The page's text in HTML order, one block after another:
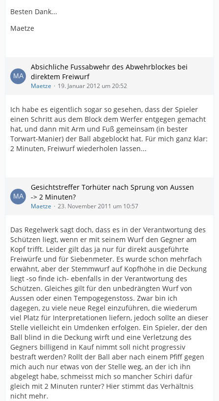
Besten Dank...
Maetze
Absichliche Fussabwehr des Abwehrblockes bei
direktem Freiwurf
Maetze 19. Januar 2012 um 20:52
Ich habe es eigentlich sogar so gesehen, dass der Spieler
einen Schritt aus dem Block dem Werfer entgegen gemacht
hat, und dann mit Arm und Fuß gemeinsam (in bester
Torwart-Manier) der Ball abgeblockt hat. Für mich ganz klar:
2 Minuten, Freiwurf wiederholen lassen...
Gesichtstreffer Torhüter nach Sprung von Aussen
-> 2 Minuten?
Maetze 23. November 2011 um 10:57
Das Regelwerk sagt doch, dass es in der Verantwortung des
Schützen liegt, wenn er mit seinem Wurf den Gegner am
Kopf trifft. Leider gilt das ja nur für direkt ausgeführte
Freiwürfe und für Siebenmeter. Es wurde schon mehrfach
erwähnt, aber der Stemmwurf auf Kopfhöhe in die Deckung
liegt -so finde ich- ebenfalls in der Verantwortung des
Schützen. Gleiches gilt für den unbedrängten Wurf von
Aussen oder einen Tempogegenstoss. Zwar bin ich
dagegen, zu viele neue Regel einzuführen, die wiederum
viel Platz für Interpretationen liefern, jedoch sollte an dieser
Stelle vielleicht ein Umdenken erfolgen. Ein Spieler, der den
Ball blind in die Deckung wirft und eine Verletzung des
Gegners billigend in Kauf nimmt soll nicht progressiv
bestraft werden? Rollt der Ball aber nach einem Pfiff gegen
mich auch nur etwas von der Stelle weg, an der ich ihn
abgelegt habe, schmeisst mich so mancher Schiri dafür
gleich mit 2 Minuten runter? Hier stimmt das Verhältnis
nicht mehr.